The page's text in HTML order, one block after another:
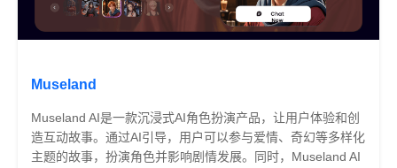
Museland
Museland AI是一款沉浸式AI角色扮演产品，让用户体验和创
造互动故事。通过AI引导，用户可以参与爱情、奇幻等多样化
主题的故事，扮演角色并影响剧情发展。同时，Museland AI